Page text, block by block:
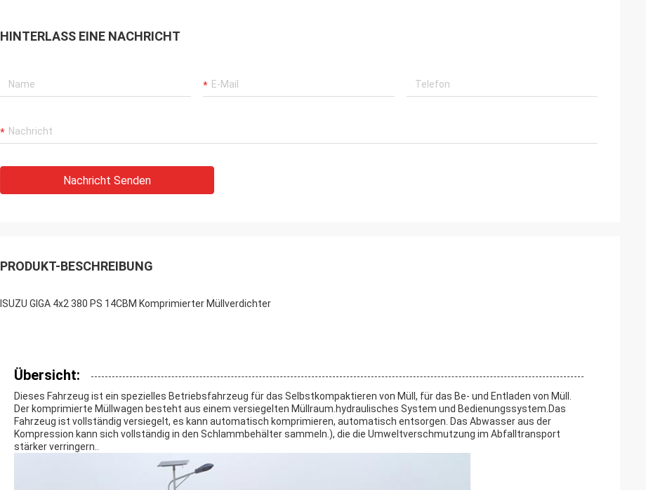
HINTERLASS EINE NACHRICHT
Nachricht Senden
PRODUKT-BESCHREIBUNG
ISUZU GIGA 4x2 380 PS 14CBM Komprimierter Müllverdichter
Übersicht:
Dieses Fahrzeug ist ein spezielles Betriebsfahrzeug für das Selbstkompaktieren von Müll, für das Be- und Entladen von Müll.
Der komprimierte Müllwagen besteht aus einem versiegelten Müllraum.hydraulisches System und Bedienungssystem.Das
Fahrzeug ist vollständig versiegelt, es kann automatisch komprimieren, automatisch entsorgen. Das Abwasser aus der
Kompression kann sich vollständig in den Schlammbehälter sammeln.), die die Umweltverschmutzung im Abfalltransport
stärker verringern..